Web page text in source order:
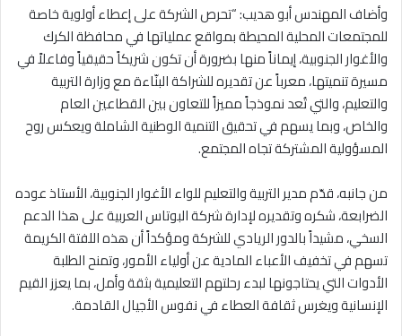
وأضاف المهندس أبو هديب: “تحرص الشركة على إعطاء أولوية خاصة
للمجتمعات المحلية المحيطة بمواقع عملياتها في محافظة الكرك
والأغوار الجنوبية، إيماناً منها بضرورة أن تكون شريكاً حقيقياً وفاعلاً في
مسيرة تنميتها، معرباً عن تقديره للشراكة البنّاءة مع وزارة التربية
والتعليم، والتي تُعد نموذجاً مميزاً للتعاون بين القطاعين العام
والخاص، وبما يسهم في تحقيق التنمية الوطنية الشاملة ويعكس روح
المسؤولية المشتركة تجاه المجتمع.
من جانبه، قدّم مدير التربية والتعليم للواء الأغوار الجنوبية، الأستاذ عوده
الضرابعة، شكره وتقديره لإدارة شركة البوتاس العربية على هذا الدعم
السخي، مشيداً بالدور الريادي للشركة ومؤكداً أن هذه اللفتة الكريمة
تسهم في تخفيف الأعباء المادية عن أولياء الأمور، وتمنح الطلبة
الأدوات التي يحتاجونها لبدء رحلتهم التعليمية بثقة وأمل، بما يعزز القيم
الإنسانية ويغرس ثقافة العطاء في نفوس الأجيال القادمة.